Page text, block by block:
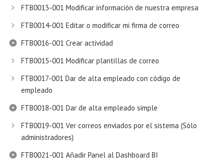
FTB0013-001 Modificar información de nuestra empresa
FTB0014-001 Editar o modificar mi firma de correo
FTB0016-001 Crear actividad
FTB0015-001 Modificar plantillas de correo
FTB0017-001 Dar de alta empleado con código de
empleado
FTB0018-001 Dar de alta empleado simple
FTB0019-001 Ver correos enviados por el sistema (Sólo
administradores)
FTB0021-001 Añadir Panel al Dashboard BI